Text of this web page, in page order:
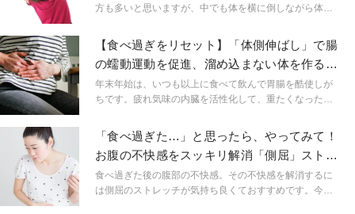
方も多いと思いますが、中でも体を横に倒しながら体を
普段行っている「側屈」正しいやり方でやればさらに効
果がアップしますので、今回はより効果的にストレッチ
するポイントをご紹介します。
【食べ過ぎをリセット】「体側伸ばし」で腸
の蠕動運動を促進、溜め込まない体を作る
「座位の側屈」
年末年始は、いつも以上に食べて飲んで胃腸を酷使しが
ちです。疲れ気味の内臓を活性化して、重たくなった体
生がレクチャーします。余分なものをデトックスして軽
やかに新年をスタートしましょう。
「食べ過ぎた…」と思ったら、やってみて！
お腹の不快感をスッキリ解消「側屈」ストレ
ッチ
食べ過ぎた後の腹部の不快感。その不快感を解消するに
は側屈のストレッチが気持ち良くておすすめです。今回